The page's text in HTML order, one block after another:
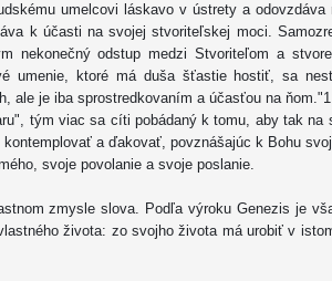
umelcovi láskavo v ústrety a odovzdáva
k účasti na svojej stvoriteľskej moci.
nekonečný odstup medzi Stvoriteľom a
umenie, ktoré má duša šťastie hostiť, sa
ale je iba sprostredkovaním a účasťou na ňom."1
tým viac sa cíti pobádaný k tomu, aby tak na
a ďakovať, povznášajúc k Bohu
svoje povolanie a svoje poslanie.
zmysle slova. Podľa výroku Genezis je
života: zo svojho života má urobiť v